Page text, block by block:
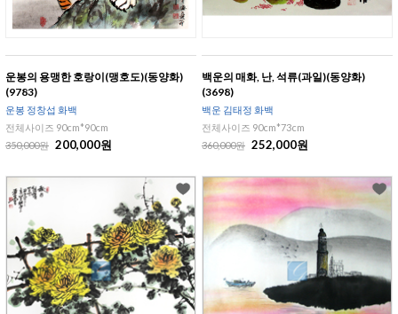
운봉의 용맹한 호랑이(맹호도)(동양화)
(9783)
운봉 정창섭 화백
전체사이즈 90cm*90cm
350,000원 200,000원
백운의 매화, 난, 석류(과일)(동양화)
(3698)
백운 김태정 화백
전체사이즈 90cm*73cm
360,000원 252,000원